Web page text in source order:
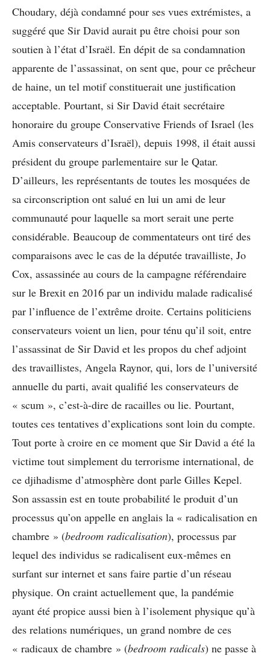
Choudary, déjà condamné pour ses vues extrémistes, a
suggéré que Sir David aurait pu être choisi pour son
soutien à l’état d’Israël. En dépit de sa condamnation
apparente de l’assassinat, on sent que, pour ce prêcheur
de haine, un tel motif constituerait une justification
acceptable. Pourtant, si Sir David était secrétaire
honoraire du groupe Conservative Friends of Israel (les
Amis conservateurs d’Israël), depuis 1998, il était aussi
président du groupe parlementaire sur le Qatar.
D’ailleurs, les représentants de toutes les mosquées de
sa circonscription ont salué en lui un ami de leur
communauté pour laquelle sa mort serait une perte
considérable. Beaucoup de commentateurs ont tiré des
comparaisons avec le cas de la députée travailliste, Jo
Cox, assassinée au cours de la campagne référendaire
sur le Brexit en 2016 par un individu malade radicalisé
par l’influence de l’extrême droite. Certains politiciens
conservateurs voient un lien, pour ténu qu’il soit, entre
l’assassinat de Sir David et les propos du chef adjoint
des travaillistes, Angela Raynor, qui, lors de l’université
annuelle du parti, avait qualifié les conservateurs de
« scum », c’est-à-dire de racailles ou lie. Pourtant,
toutes ces tentatives d’explications sont loin du compte.
Tout porte à croire en ce moment que Sir David a été la
victime tout simplement du terrorisme international, de
ce djihadisme d’atmosphère dont parle Gilles Kepel.
Son assassin est en toute probabilité le produit d’un
processus qu’on appelle en anglais la « radicalisation en
chambre » (bedroom radicalisation), processus par
lequel des individus se radicalisent eux-mêmes en
surfant sur internet et sans faire partie d’un réseau
physique. On craint actuellement que, la pandémie
ayant été propice aussi bien à l’isolement physique qu’à
des relations numériques, un grand nombre de ces
« radicaux de chambre » (bedroom radicals) ne passe à